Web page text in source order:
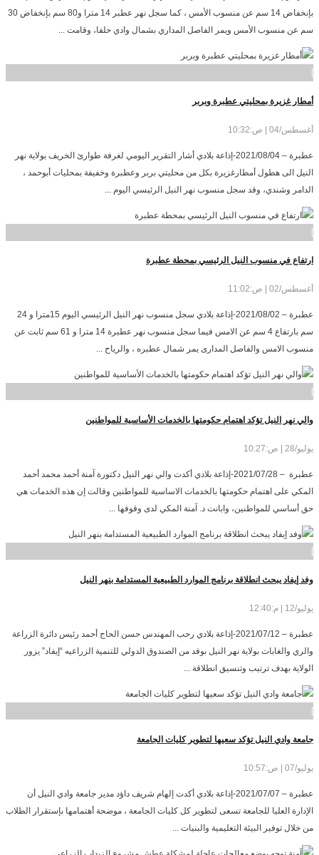
بإنخفاض 14 سم عن منسوب الأمس ، كما سجل نهر عطبر 14 مترا و80 سم بإنخفاض 30
سم عن منسوب الأمس ويمر الفاصل المداري بشمال وادي حلفا، وقامت ...
]
أمطار غزيرة بمحليتي عطبرة وبربر
أغسطس/04 | ص:10:32
عطبرة – 2021/08/04-إذاعة بلادي أشار التقرير اليومي لغرفة طوارئ الخريف بولاية نهر
النيل الى هطول أمطارغزيرة بكل من محليتي بربر وعطبرة وخفيفة بمحليات أبوحمد ،
الدامر وشندي، وقد سجل منسوب نهر النيل الرئيسي اليوم ...
]
ارتفاع في منسوب النيل الرئيسي بمحطة عطبرة
أغسطس/02 | ص:11:02
عطبرة – 2021/08/02-إذاعة بلادي سجل منسوب نهر النيل الرئيسي اليوم 15مترا و 24
سم بارتفاع 4 سم عن الامس فيما سجل منسوب نهر عطبرة 14 مترا و 61 سم ثابت عن
منسوب الامس والفاصل المدارى يمر شمال عطبره ، والرياح ...
]
والي نهر النيل تؤكد اهتمام حكومتها بالخدمات الأساسية للمواطنين
يوليو/28 | ص:10:27
عطبرة – 2021/07/28-إذاعة بلادي أكدت والي نهر النيل دكتورة آمنة أحمد محمد أحمد
المكي على اهتمام حكومتها بالخدمات الاساسية للمواطنين وقالت إن هذه الخدمات هي
حق أساسي للمواطنين، وابانت د. آمنة المكي لدى وقوفها ...
]
وفد إيفاد يبحث انطلاقة برنامج الموارد الطبيعية المستدامة بنهر النيل
يوليو/12 | م:12:40
عطبرة – 2021/07/12-إذاعة بلادي رحب المهندس حسن الحاج أحمد رئيس دائرة الزراعة
والري والغابات بولاية نهر النيل بوفد من الصندوق الدولي للتنمية الزراعيه “إيفاد” يزور
الولاية بهدف ترتيب وتنسيق انطلاقة ...
]
جامعة وادي النيل تؤكد سعيها لتطوير كليات الجامعة
يوليو/07 | ص:10:57
عطبرة – 2021/07/07-إذاعة بلادي أكدت إلهام شريف داؤد مدير جامعة وادي النيل أن
الإدارة العليا للجامعة تسعى لتطوير كل كليات الجامعة ، موضحة أهتمامها بإستقرار الطلاب
من خلال توفير البيئة التعليمية والبنيات ...